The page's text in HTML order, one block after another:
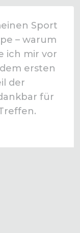
Sport
– warum
ich mir vor
ersten
der
für